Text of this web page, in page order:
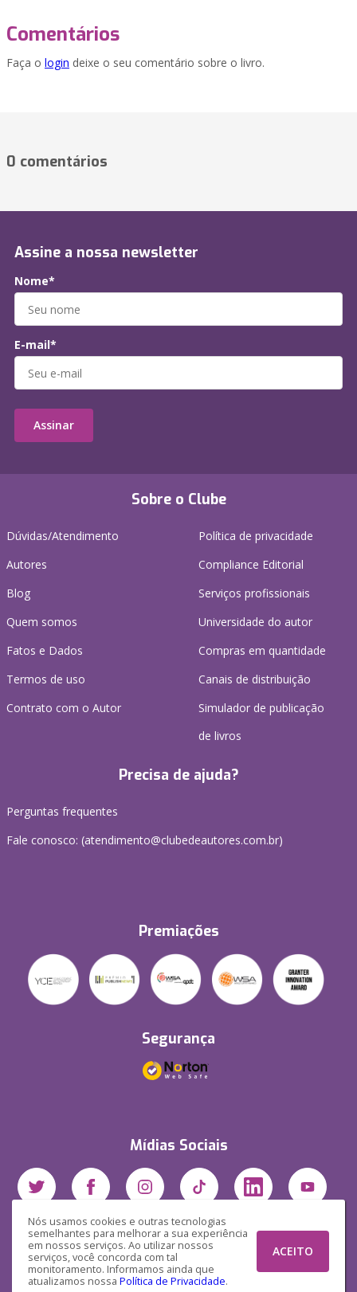
Nós usamos cookies e outras tecnologias
semelhantes para melhorar a sua experiência
em nossos serviços. Ao utilizar nossos
serviços, você concorda com tal
monitoramento. Informamos ainda que
atualizamos nossa Política de Privacidade.
ACEITO
Comentários
Faça o login deixe o seu comentário sobre o livro.
0 comentários
Sobre o Clube
Dúvidas/Atendimento
Autores
Blog
Quem somos
Fatos e Dados
Termos de uso
Contrato com o Autor
Política de privacidade
Compliance Editorial
Serviços profissionais
Universidade do autor
Compras em quantidade
Canais de distribuição
Simulador de publicação
de livros
Precisa de ajuda?
Perguntas frequentes
Fale conosco: (atendimento@clubedeautores.com.br)
Premiações
Segurança
Mídias Sociais
Assine a nossa newsletter
Nome*
E-mail*
Assinar